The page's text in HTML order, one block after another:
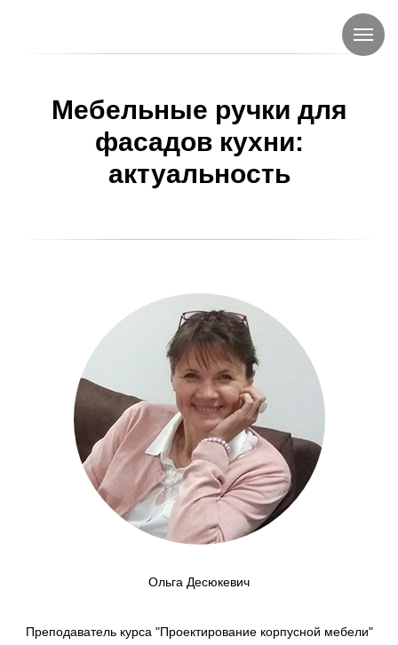
Мебельные ручки для
фасадов кухни:
актуальность
Ольга Десюкевич
Преподаватель курса "Проектирование корпусной мебели"